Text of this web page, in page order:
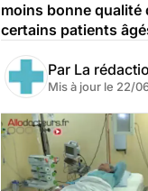
moins bonne qualité
certains patients
Par La
Mis à jour le 22/